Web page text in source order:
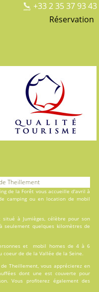
+33 2 35 37 93 43
Réservation
Theillement
de la Forêt vous accueille d'avril à
campingou en locationde mobil
à Jumièges, célèbre pour son
seulement quelques kilomètres de
et mobil homesde 4 à 6
de de la Vallée de la Seine.
Theillement, vous apprécierez en
dont une est couverte pour
Vous profiterez également des